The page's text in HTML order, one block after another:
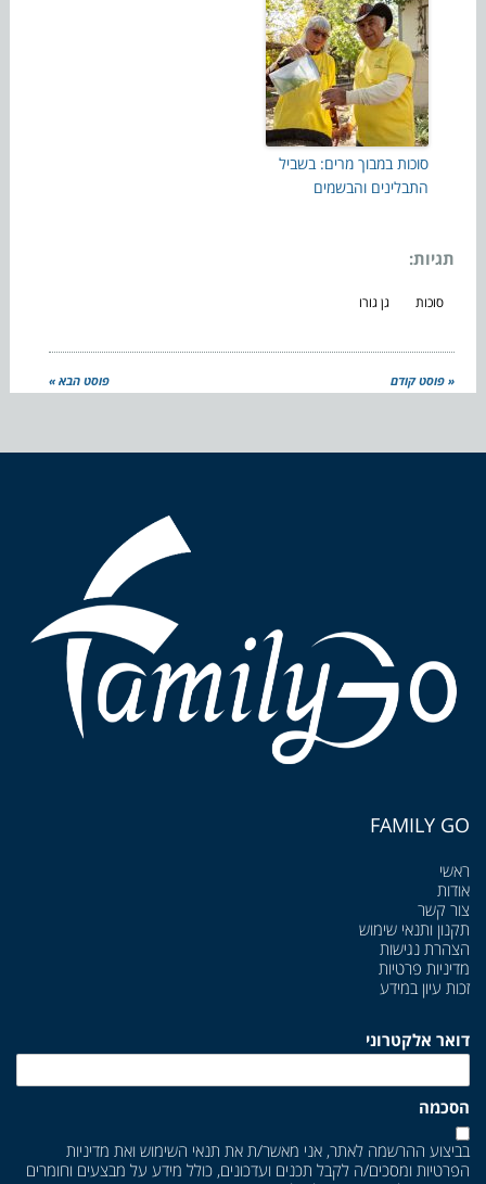
סוכות במבוך מרים: בשביל
התבלינים והבשמים
תגיות:
סוכות גן גורו
« פוסט קודם פוסט הבא »
FAMILY GO
ראשי
אודות
צור קשר
תקנון ותנאי שימוש
הצהרת נגישות
מדיניות פרטיות
זכות עיון במידע
דואר אלקטרוני
הסכמה
בביצוע ההרשמה לאתר, אני מאשר/ת את תנאי השימוש ואת מדיניות
הפרטיות ומסכים/ה לקבל תכנים ועדכונים, כולל מידע על מבצעים וחומרים